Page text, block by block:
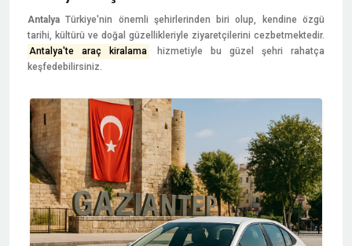
Antalya Türkiye'nin önemli şehirlerinden biri olup, kendine özgü
tarihi, kültürü ve doğal güzellikleriyle ziyaretçilerini cezbetmektedir.
Antalya'te araç kiralama
hizmetiyle bu güzel şehri rahatça
keşfedebilirsiniz.